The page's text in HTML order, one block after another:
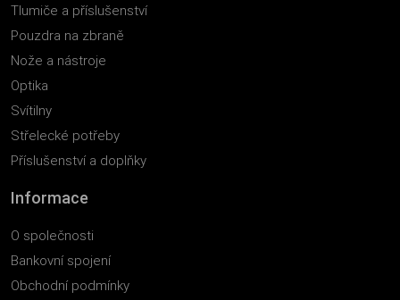
Tlumiče a příslušenství
Pouzdra na zbraně
Nože a nástroje
Optika
Svítilny
Střelecké potřeby
Příslušenství a doplňky
Informace
O společnosti
Bankovní spojení
Obchodní podmínky